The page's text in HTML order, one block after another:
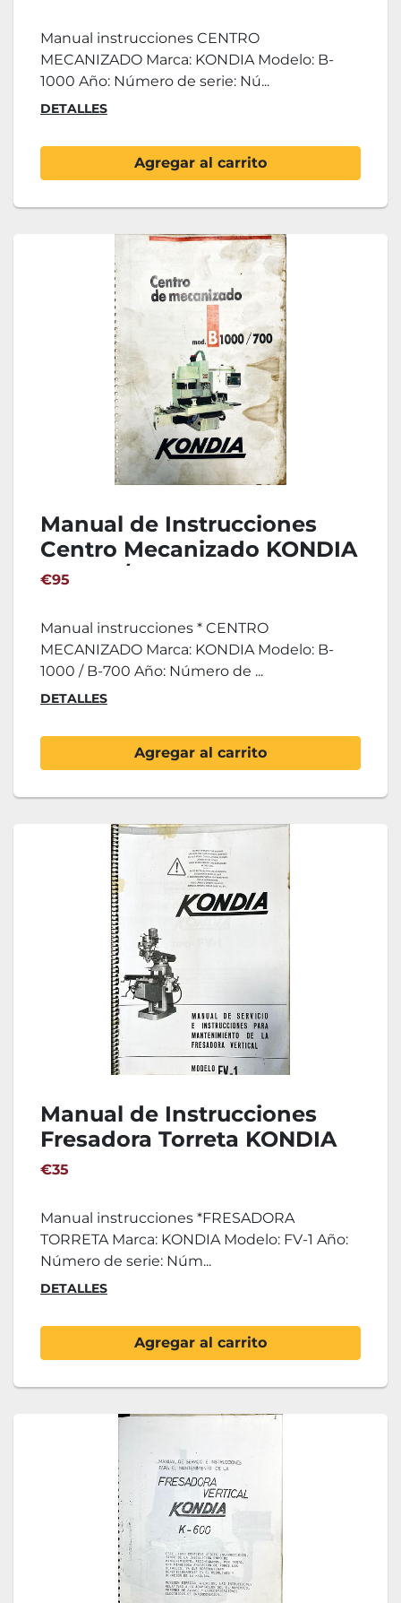
Manual instrucciones CENTRO
MECANIZADO Marca: KONDIA Modelo: B-
1000 Año: Número de serie: Nú...
DETALLES
Agregar al carrito
Manual de Instrucciones
Centro Mecanizado KONDIA
B-1000 / B-700
€95
Manual instrucciones * CENTRO
MECANIZADO Marca: KONDIA Modelo: B-
1000 / B-700 Año: Número de ...
DETALLES
Agregar al carrito
Manual de Instrucciones
Fresadora Torreta KONDIA
FV-1
€35
Manual instrucciones *FRESADORA
TORRETA Marca: KONDIA Modelo: FV-1 Año:
Número de serie: Núm...
DETALLES
Agregar al carrito